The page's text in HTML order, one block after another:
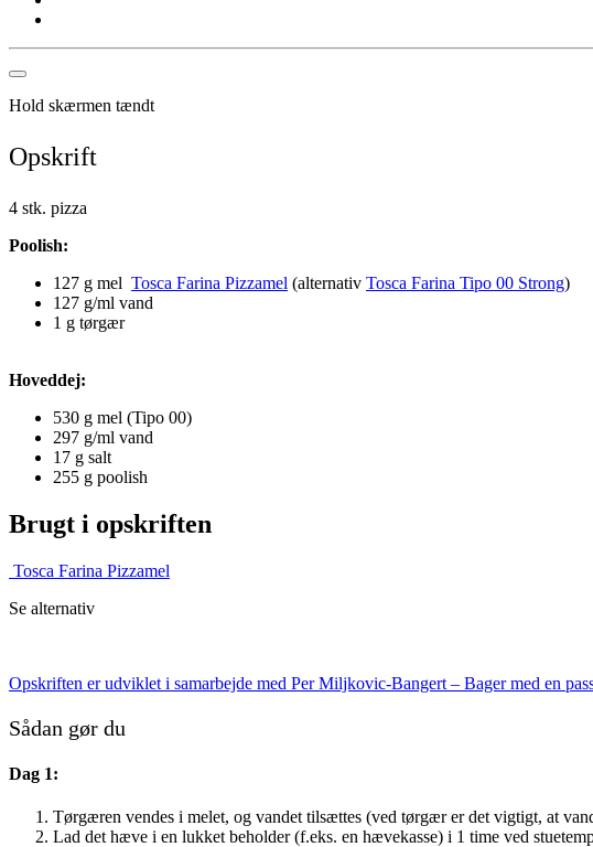
Hold skærmen tændt
Opskrift
4 stk. pizza
Poolish:
127 g mel Tosca Farina Pizzamel (alternativ Tosca Farina Tipo 00 Strong)
127 g/ml vand
1 g tørgær
Hoveddej:
530 g mel (Tipo 00)
297 g/ml vand
17 g salt
255 g poolish
Brugt i opskriften
Tosca Farina Pizzamel
Se alternativ
Opskriften er udviklet i samarbejde med Per Miljkovic-Bangert – Bager med en
Sådan gør du
Dag 1:
Tørgæren vendes i melet, og vandet tilsættes (ved tørgær er det vigtigt, at
Lad det hæve i en lukket beholder (f.eks. en hævekasse) i 1 time ved